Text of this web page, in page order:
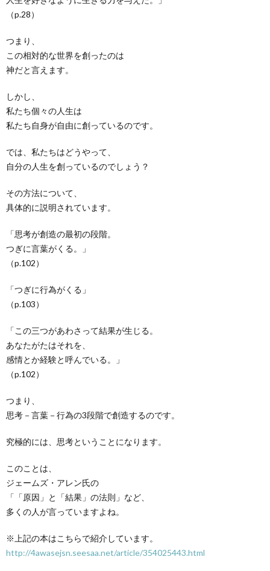
（p.28）
つまり、
この相対的な世界を創ったのは
神だと言えます。
しかし、
私たち個々の人生は
私たち自身が自由に創っているのです。
では、私たちはどうやって、
自分の人生を創っているのでしょう？
その方法について、
具体的に説明されています。
「思考が創造の最初の段階。
つぎに言葉がくる。」
（p.102）
「つぎに行為がくる」
（p.103）
「この三つがあわさって結果が生じる。
あなたがたはそれを、
感情とか経験と呼んでいる。」
（p.102）
つまり、
思考－言葉－行為の3段階で創造するのです。
究極的には、思考ということになります。
このことは、
ジェームズ・アレン氏の
「「原因」と「結果」の法則」など、
多くの人が言っていますよね。
※上記の本はこちらで紹介しています。
http://4awasejsn.seesaa.net/article/354025443.html